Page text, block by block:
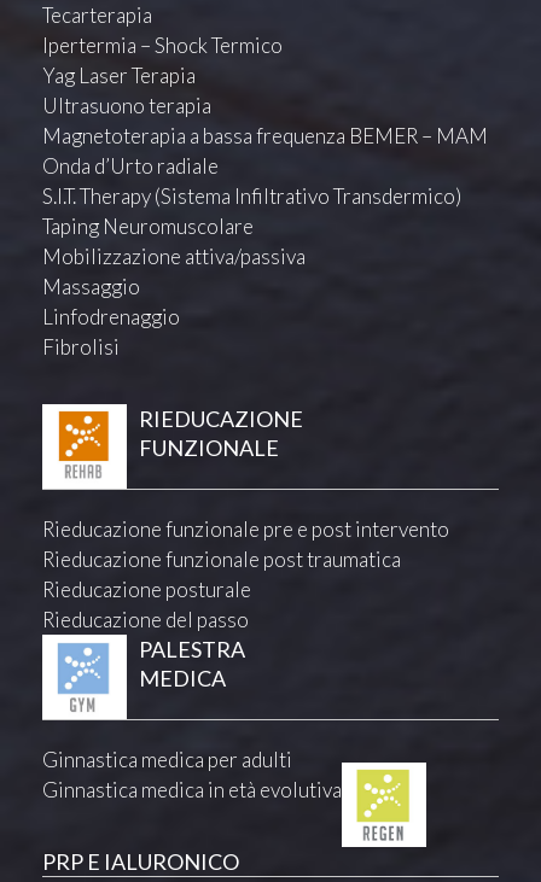
Tecarterapia
Ipertermia – Shock Termico
Yag Laser Terapia
Ultrasuono terapia
Magnetoterapia a bassa frequenza BEMER – MAM
Onda d’Urto radiale
S.I.T. Therapy (Sistema Infiltrativo Transdermico)
Taping Neuromuscolare
Mobilizzazione attiva/passiva
Massaggio
Linfodrenaggio
Fibrolisi
RIEDUCAZIONE
FUNZIONALE
Rieducazione funzionale pre e post intervento
Rieducazione funzionale post traumatica
Rieducazione posturale
Rieducazione del passo
PALESTRA
MEDICA
Ginnastica medica per adulti
Ginnastica medica in età evolutiva
PRP E IALURONICO